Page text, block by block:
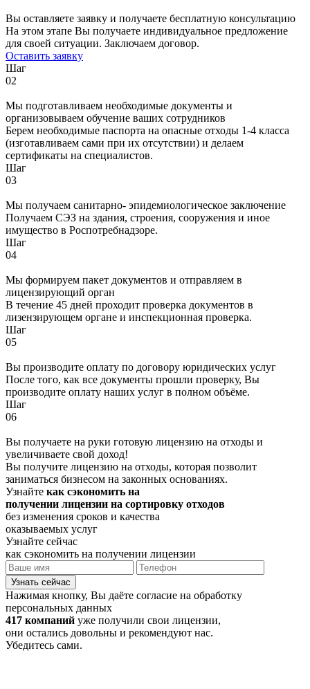
Вы оставляете заявку и получаете бесплатную консультацию
На этом этапе Вы получаете индивидуальное предложение
для своей ситуации. Заключаем договор.
Оставить заявку
Шаг
02
Мы подготавливаем необходимые документы и
организовываем обучение ваших сотрудников
Берем необходимые паспорта на опасные отходы 1-4 класса
(изготавливаем сами при их отсутствии) и делаем
сертификаты на специалистов.
Шаг
03
Мы получаем санитарно- эпидемиологическое заключение
Получаем СЭЗ на здания, строения, сооружения и иное
имущество в Роспотребнадзоре.
Шаг
04
Мы формируем пакет документов и отправляем в
лицензирующий орган
В течение 45 дней проходит проверка документов в
лизензирующем органе и инспекционная проверка.
Шаг
05
Вы производите оплату по договору юридических услуг
После того, как все документы прошли проверку, Вы
производите оплату наших услуг в полном объёме.
Шаг
06
Вы получаете на руки готовую лицензию на отходы и
увеличиваете свой доход!
Вы получите лицензию на отходы, которая позволит
заниматься бизнесом на законных основаниях.
Узнайте как сэкономить на
получении лицензии на сортировку отходов
без изменения сроков и качества
оказываемых услуг
Узнайте сейчас
как сэкономить на получении лицензии
Узнать сейчас
Нажимая кнопку, Вы даёте согласие на обработку
персональных данных
417 компаний уже получили свои лицензии,
они остались довольны и рекомендуют нас.
Убедитесь сами.